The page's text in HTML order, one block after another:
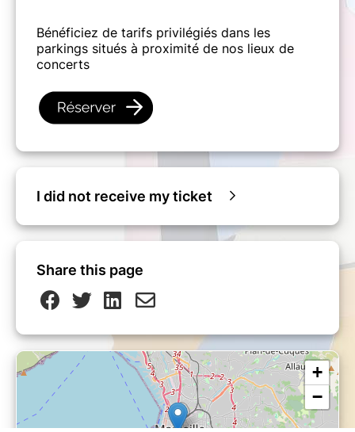
Bénéficiez de tarifs privilégiés dans les
parkings situés à proximité de nos lieux de
concerts
I did not receive my ticket
Share this page
+
−